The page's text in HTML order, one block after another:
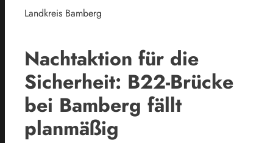
Landkreis Bamberg
Nachtaktion für die
Sicherheit: B22-Brücke
bei Bamberg fällt
planmäßig